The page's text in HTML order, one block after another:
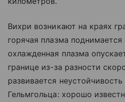
Вихри возникают на краях
горячая плазма
охлажденная плазма
границе из-за разности
развивается
Гельмгольца: хорошо